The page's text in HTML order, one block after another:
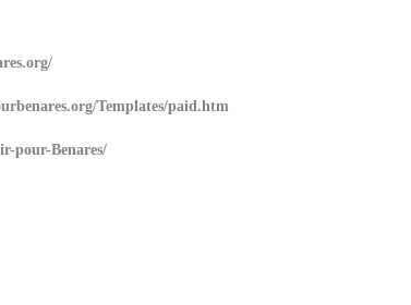
Templates/paid.htm
pour-Benares/